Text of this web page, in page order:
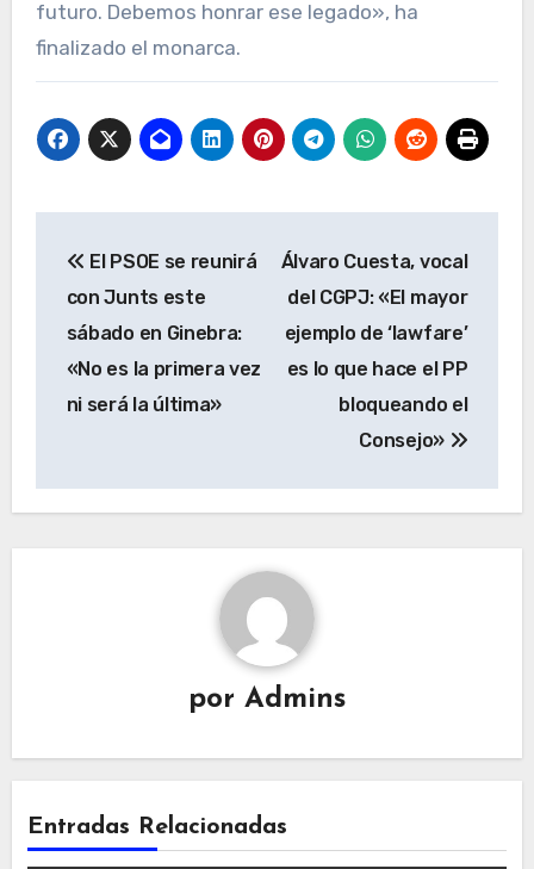
futuro. Debemos honrar ese legado», ha
finalizado el monarca.
de
entradas
El PSOE se reunirá
con Junts este
sábado en Ginebra:
«No es la primera vez
ni será la última»
Álvaro Cuesta, vocal
del CGPJ: «El mayor
ejemplo de ‘lawfare’
es lo que hace el PP
bloqueando el
Consejo»
por Admins
Entradas Relacionadas